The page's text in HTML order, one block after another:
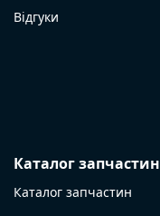
Відгуки
Каталог запчастин
Каталог запчастин